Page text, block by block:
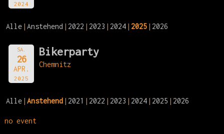
2024
Alle Anstehend 2022 2023 2024 2025 2026
SA.
26
APR.
2025
Bikerparty
Chemnitz
Alle Anstehend 2021 2022 2023 2024 2025 2026
no event